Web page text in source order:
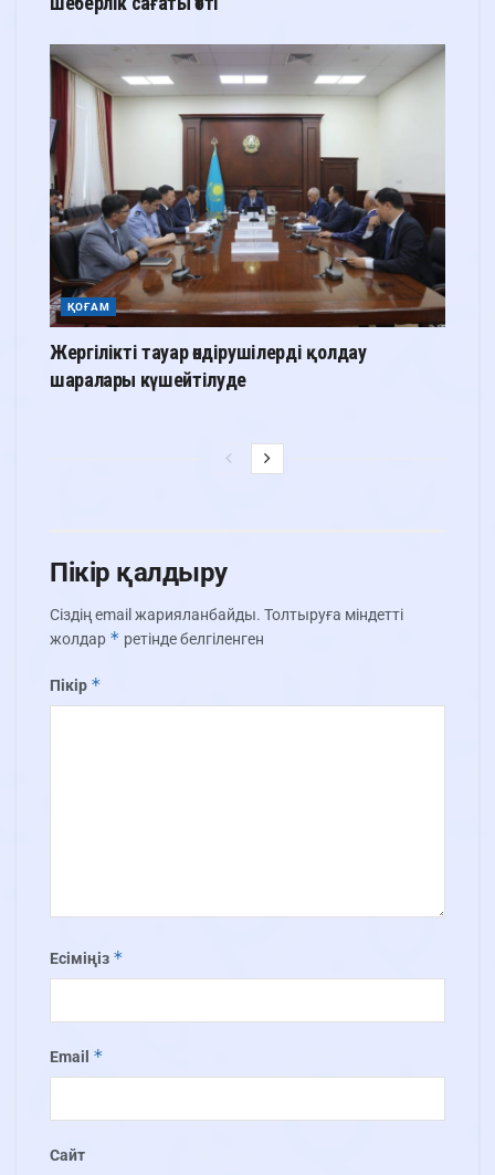
ҚОҒАМ
Жергілікті тауар өндірушілерді қолдау
шаралары күшейтілуде
Пікір қалдыру
Сіздің email жарияланбайды. Толтыруға міндетті
жолдар * ретінде белгіленген
Пікір *
Есіміңіз *
Email *
Сайт